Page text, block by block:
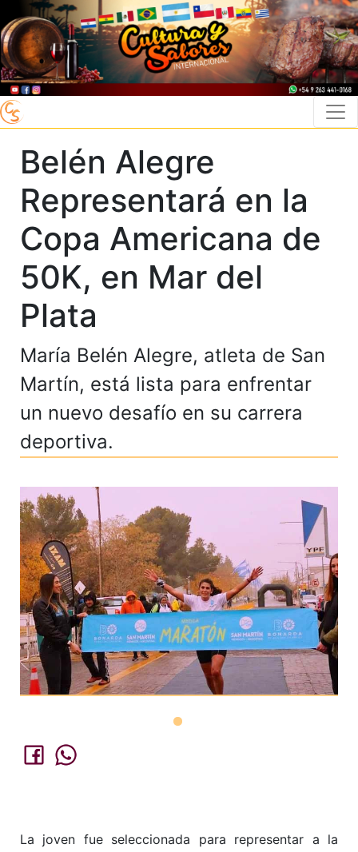
Belén Alegre
Representará en la
Copa Americana de
50K, en Mar del
Plata
María Belén Alegre, atleta de San
Martín, está lista para enfrentar
un nuevo desafío en su carrera
deportiva.
La joven fue seleccionada para representar a la